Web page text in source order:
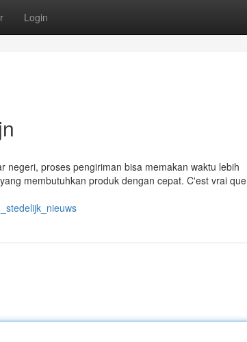
Login
negeri, proses pengiriman bisa memakan waktu lebih
membutuhkan produk dengan cepat. C'est vrai que